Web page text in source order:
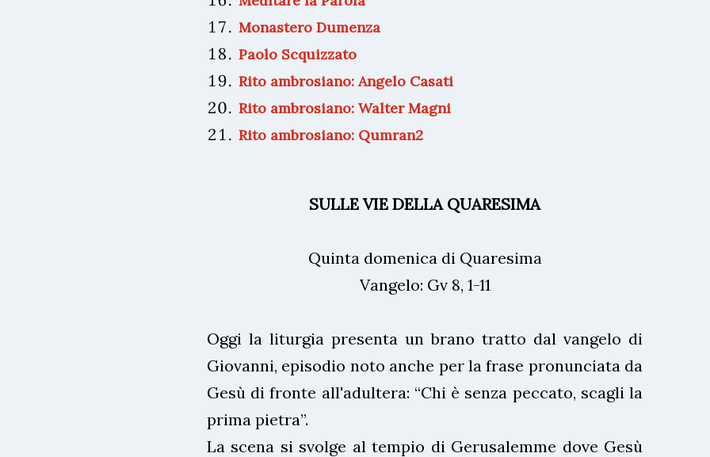
Monastero Dumenza
Paolo Scquizzato
Rito ambrosiano: Angelo Casati
Rito ambrosiano: Walter Magni
Rito ambrosiano: Qumran2
SULLE VIE DELLA QUARESIMA
Quinta domenica di Quaresima
Vangelo: Gv 8, 1-11
Oggi la liturgia presenta un brano tratto dal vangelo di
Giovanni, episodio noto anche per la frase pronunciata da
Gesù di fronte all'adultera: “Chi è senza peccato, scagli la
prima pietra”.
La scena si svolge al tempio di Gerusalemme dove Gesù